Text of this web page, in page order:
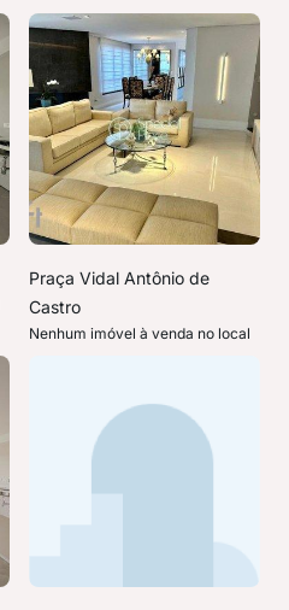
Praça Vidal Antônio de
Castro
Nenhum imóvel à venda no local